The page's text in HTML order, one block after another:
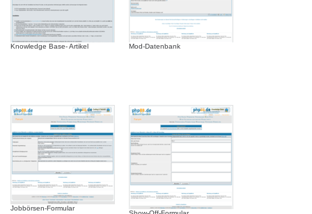
Knowledge Base- Artikel Mod-Datenbank
Jobbörsen-Formular